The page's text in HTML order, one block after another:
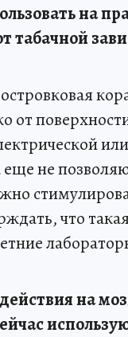
на
табачной
от
не
что
на